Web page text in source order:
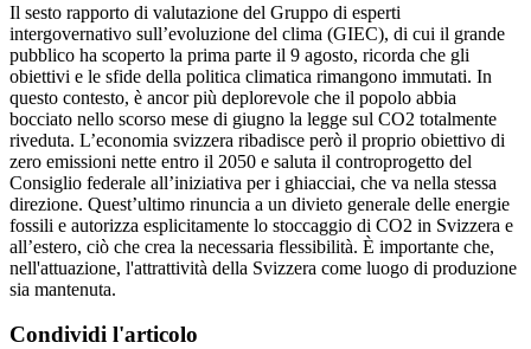
Il sesto rapporto di valutazione del Gruppo di esperti
intergovernativo sull’evoluzione del clima (GIEC), di cui il grande
pubblico ha scoperto la prima parte il 9 agosto, ricorda che gli
obiettivi e le sfide della politica climatica rimangono immutati. In
questo contesto, è ancor più deplorevole che il popolo abbia
bocciato nello scorso mese di giugno la legge sul CO2 totalmente
riveduta. L’economia svizzera ribadisce però il proprio obiettivo di
zero emissioni nette entro il 2050 e saluta il controprogetto del
Consiglio federale all’iniziativa per i ghiacciai, che va nella stessa
direzione. Quest’ultimo rinuncia a un divieto generale delle energie
fossili e autorizza esplicitamente lo stoccaggio di CO2 in Svizzera e
all’estero, ciò che crea la necessaria flessibilità. È importante che,
nell'attuazione, l'attrattività della Svizzera come luogo di produzione
sia mantenuta.
Condividi l'articolo